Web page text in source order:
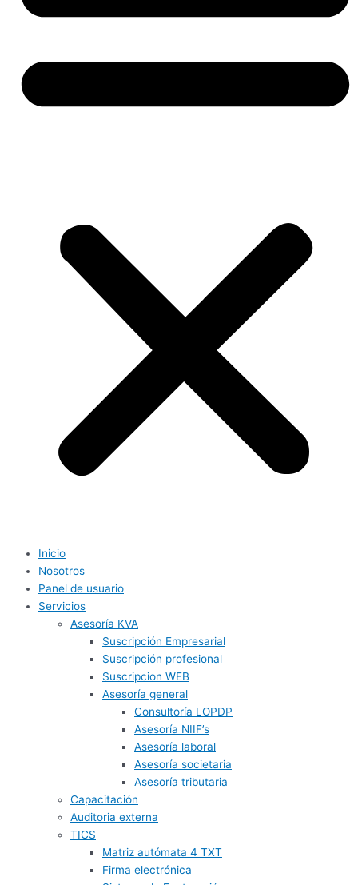
Inicio
Nosotros
Panel de usuario
Servicios
Asesoría KVA
Suscripción Empresarial
Suscripción profesional
Suscripcion WEB
Asesoría general
Consultoría LOPDP
Asesoría NIIF’s
Asesoría laboral
Asesoría societaria
Asesoría tributaria
Capacitación
Auditoria externa
TICS
Matriz autómata 4 TXT
Firma electrónica